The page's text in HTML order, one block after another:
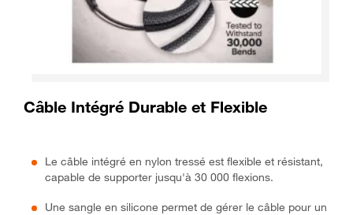
Câble Intégré Durable et Flexible
Le câble intégré en nylon tressé est flexible et résistant,
capable de supporter jusqu'à 30 000 flexions.
Une sangle en silicone permet de gérer le câble pour un